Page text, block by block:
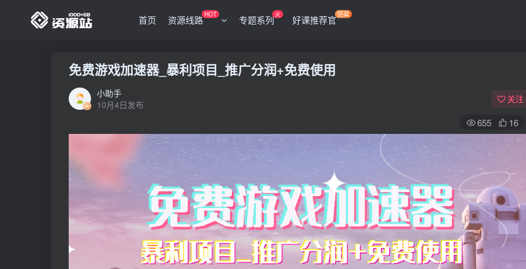
首页 资源线路HOT 专题系列火 好课推荐官招募
免费游戏加速器_暴利项目_推广分润+免费使用
小助手
10月4日发布
关注
655 16